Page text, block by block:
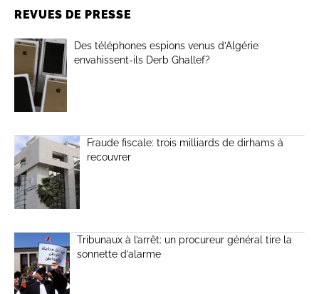
REVUES DE PRESSE
Des téléphones espions venus d’Algérie
envahissent-ils Derb Ghallef?
Fraude fiscale: trois milliards de dirhams à
recouvrer
Tribunaux à l’arrêt: un procureur général tire la
sonnette d’alarme